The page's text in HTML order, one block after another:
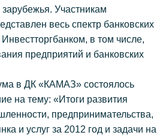
Участникам
весь спектр банковских
в том числе,
предприятий и банковских
в ДК «КАМАЗ» состоялось
на тему: «Итоги развития
предпринимательства,
и услуг за 2012 год и задачи на